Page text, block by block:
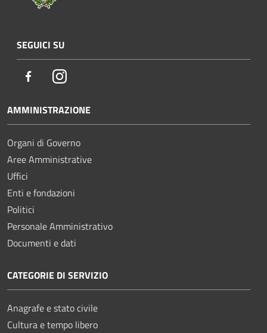
SEGUICI SU
FacebookInstagram
AMMINISTRAZIONE
Organi di Governo
Aree Amministrative
Uffici
Enti e fondazioni
Politici
Personale Amministrativo
Documenti e dati
CATEGORIE DI SERVIZIO
Anagrafe e stato civile
Cultura e tempo libero